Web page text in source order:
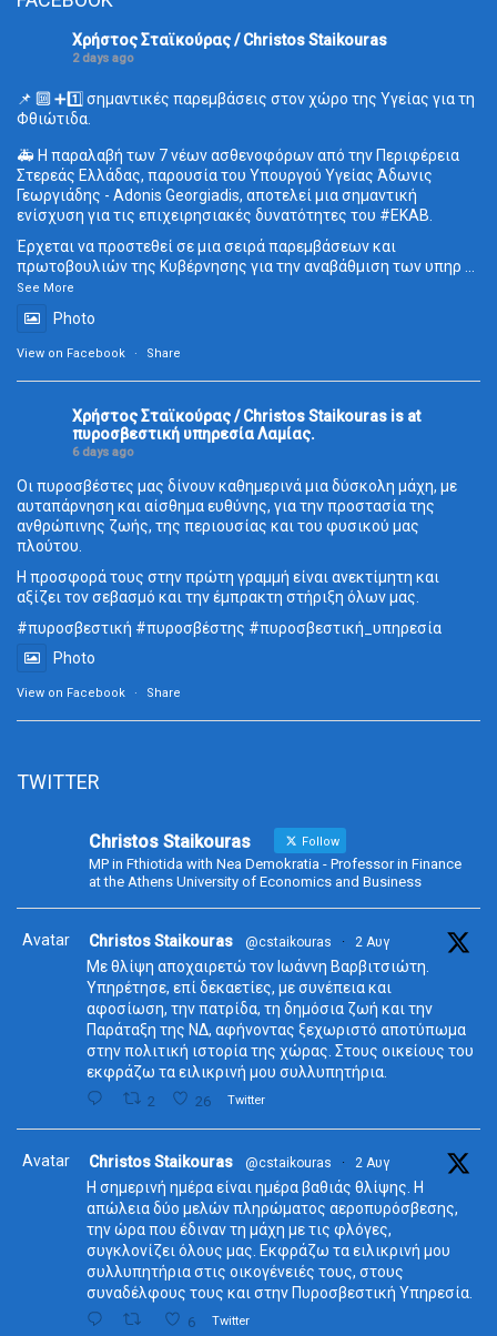
Χρήστος Σταϊκούρας / Christos Staikouras
2 days ago
📌 🔟 ➕1️⃣ σημαντικές παρεμβάσεις στον χώρο της Υγείας για τη
Φθιώτιδα.
🚑 Η παραλαβή των 7 νέων ασθενοφόρων από την Περιφέρεια
Στερεάς Ελλάδας, παρουσία του Υπουργού Υγείας Άδωνις
Γεωργιάδης - Adonis Georgiadis, αποτελεί μια σημαντική
ενίσχυση για τις επιχειρησιακές δυνατότητες του #ΕΚΑΒ.
Έρχεται να προστεθεί σε μια σειρά παρεμβάσεων και
πρωτοβουλιών της Κυβέρνησης για την αναβάθμιση των υπηρ ...
See More
Photo
View on Facebook · Share
Χρήστος Σταϊκούρας / Christos Staikouras is at
πυροσβεστική υπηρεσία Λαμίας.
6 days ago
Οι πυροσβέστες μας δίνουν καθημερινά μια δύσκολη μάχη, με
αυταπάρνηση και αίσθημα ευθύνης, για την προστασία της
ανθρώπινης ζωής, της περιουσίας και του φυσικού μας
πλούτου.
Η προσφορά τους στην πρώτη γραμμή είναι ανεκτίμητη και
αξίζει τον σεβασμό και την έμπρακτη στήριξη όλων μας.
#πυροσβεστική #πυροσβέστης #πυροσβεστική_ υπηρεσία
Photo
View on Facebook · Share
TWITTER
Christos Staikouras Follow
MP in Fthiotida with Nea Demokratia - Professor in Finance
at the Athens University of Economics and Business
Avatar Christos Staikouras @cstaikouras · 2 Αυγ
Με θλίψη αποχαιρετώ τον Ιωάννη Βαρβιτσιώτη.
Υπηρέτησε, επί δεκαετίες, με συνέπεια και
αφοσίωση, την πατρίδα, τη δημόσια ζωή και την
Παράταξη της ΝΔ, αφήνοντας ξεχωριστό αποτύπωμα
στην πολιτική ιστορία της χώρας. Στους οικείους του
εκφράζω τα ειλικρινή μου συλλυπητήρια.
2 26 Twitter
Avatar Christos Staikouras @cstaikouras · 2 Αυγ
Η σημερινή ημέρα είναι ημέρα βαθιάς θλίψης. Η
απώλεια δύο μελών πληρώματος αεροπυρόσβεσης,
την ώρα που έδιναν τη μάχη με τις φλόγες,
συγκλονίζει όλους μας. Εκφράζω τα ειλικρινή μου
συλλυπητήρια στις οικογένειές τους, στους
συναδέλφους τους και στην Πυροσβεστική Υπηρεσία.
6 Twitter